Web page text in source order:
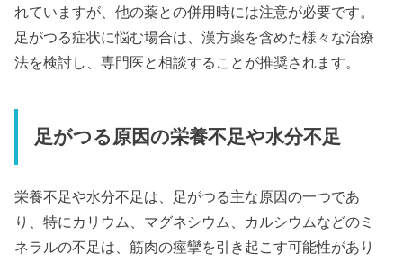
れていますが、他の薬との併用時には注意が必要です。
足がつる症状に悩む場合は、漢方薬を含めた様々な治療
法を検討し、専門医と相談することが推奨されます。
足がつる原因の栄養不足や水分不足
栄養不足や水分不足は、足がつる主な原因の一つであ
り、特にカリウム、マグネシウム、カルシウムなどのミ
ネラルの不足は、筋肉の痙攣を引き起こす可能性があり